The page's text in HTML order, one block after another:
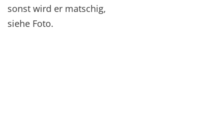
sonst wird er matschig,
siehe Foto.